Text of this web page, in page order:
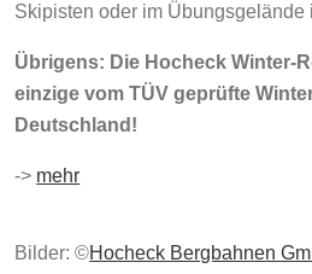
Skipisten oder im Übungsgelände
Übrigens: Die Hocheck Winter-
einzige vom TÜV geprüfte
Deutschland!
-> mehr
Bilder: ©Hocheck Bergbahnen